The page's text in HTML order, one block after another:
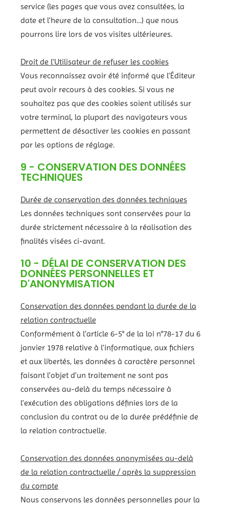
service (les pages que vous avez consultées, la
date et l’heure de la consultation…) que nous
pourrons lire lors de vos visites ultérieures.
Droit de l’Utilisateur de refuser les cookies
Vous reconnaissez avoir été informé que l’Éditeur
peut avoir recours à des cookies. Si vous ne
souhaitez pas que des cookies soient utilisés sur
votre terminal, la plupart des navigateurs vous
permettent de désactiver les cookies en passant
par les options de réglage.
9 - CONSERVATION DES DONNÉES
TECHNIQUES
Durée de conservation des données techniques
Les données techniques sont conservées pour la
durée strictement nécessaire à la réalisation des
finalités visées ci-avant.
10 - DÉLAI DE CONSERVATION DES
DONNÉES PERSONNELLES ET
D'ANONYMISATION
Conservation des données pendant la durée de la
relation contractuelle
Conformément à l’article 6-5° de la loi n°78-17 du 6
janvier 1978 relative à l’informatique, aux fichiers
et aux libertés, les données à caractère personnel
faisant l’objet d’un traitement ne sont pas
conservées au-delà du temps nécessaire à
l’exécution des obligations définies lors de la
conclusion du contrat ou de la durée prédéfinie de
la relation contractuelle.
Conservation des données anonymisées au-delà
de la relation contractuelle / après la suppression
du compte
Nous conservons les données personnelles pour la